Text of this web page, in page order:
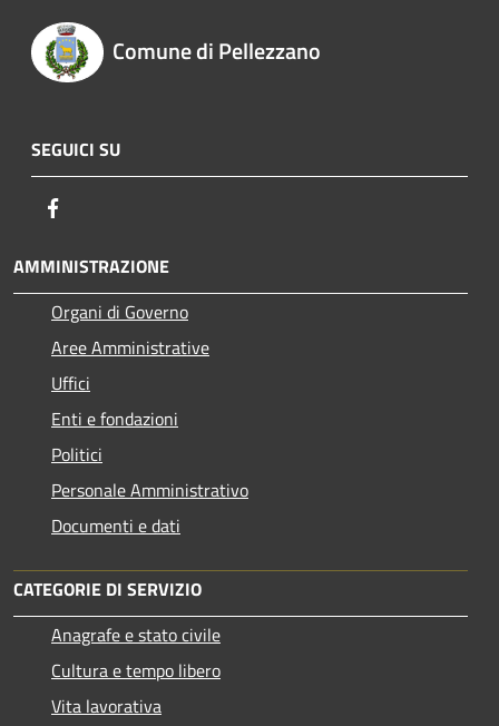
Comune di Pellezzano
SEGUICI SU
AMMINISTRAZIONE
Organi di Governo
Aree Amministrative
Uffici
Enti e fondazioni
Politici
Personale Amministrativo
Documenti e dati
CATEGORIE DI SERVIZIO
Anagrafe e stato civile
Cultura e tempo libero
Vita lavorativa